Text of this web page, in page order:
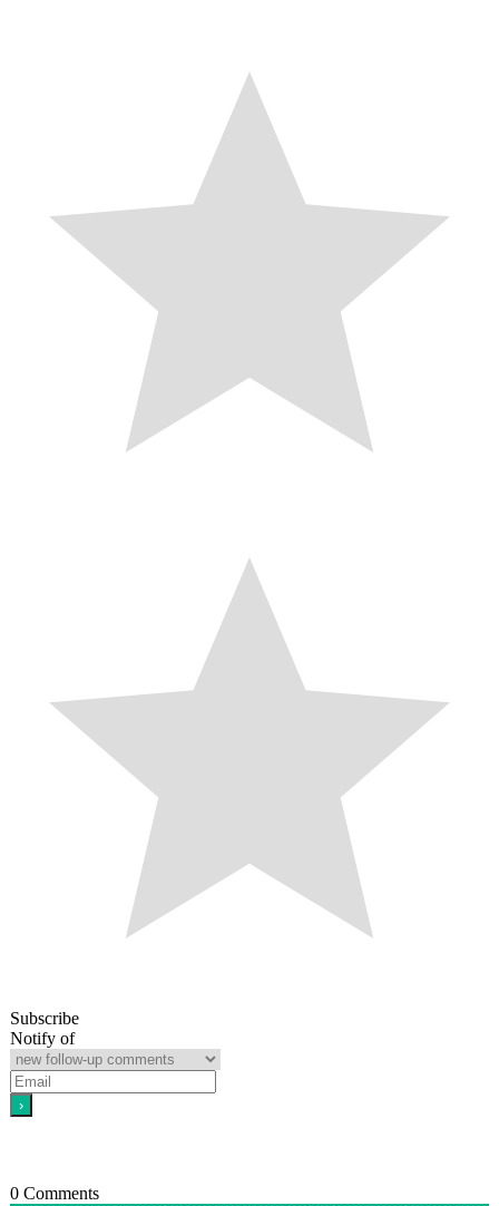
Subscribe
Notify of
0 Comments